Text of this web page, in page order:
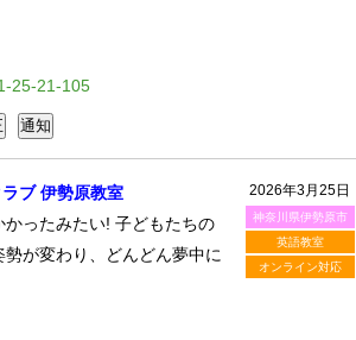
25-21-105
2026年3月25日
神奈川県伊勢原市
英語教室
オンライン対応
ブ 伊勢原教室
かったみたい! 子どもたちの
が変わり、どんどん夢中に